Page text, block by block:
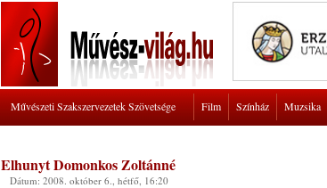
Művészeti Szakszervezetek Szövetsége Film Színház Muzsika
Elhunyt Domonkos Zoltánné
Dátum: 2008. október 6., hétfő, 16:20